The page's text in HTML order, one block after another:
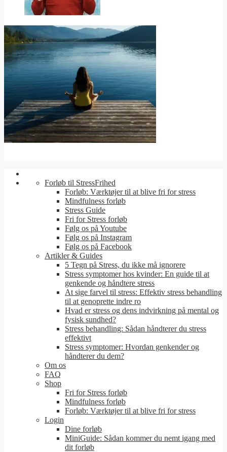
Forløb til StressFrihed
Forløb: Værktøjer til at blive fri for stress
Mindfulness forløb
Stress Guide
Fri for Stress forløb
Følg os på Youtube
Følg os på Instagram
Følg os på Facebook
Artikler & Guides
5 Tegn på Stress, du ikke må ignorere
Stress symptomer hos kvinder: En guide til at
genkende og håndtere stress
At sige farvel til stress: Effektiv stress behandling
til at genoprette indre ro
Hvad er stress og dens indvirkning på mental og
fysisk sundhed?
Stress behandling: Sådan håndterer du stress
effektivt
Stress symptomer: Hvordan genkender og
håndterer du dem?
Om os
FAQ
Shop
Fri for Stress forløb
Mindfulness forløb
Forløb: Værktøjer til at blive fri for stress
Login
Dine forløb
MiniGuide: Sådan kommer du nemt igang med
dit forløb